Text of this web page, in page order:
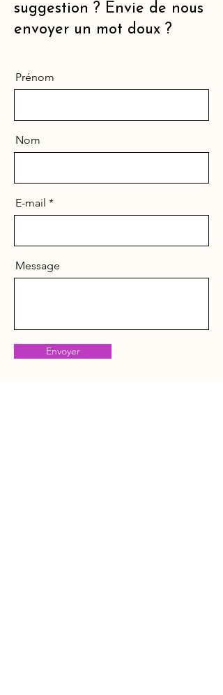
suggestion ? Envie de nous
envoyer un mot doux ?
Prénom
Nom
E-mail
Message
Envoyer